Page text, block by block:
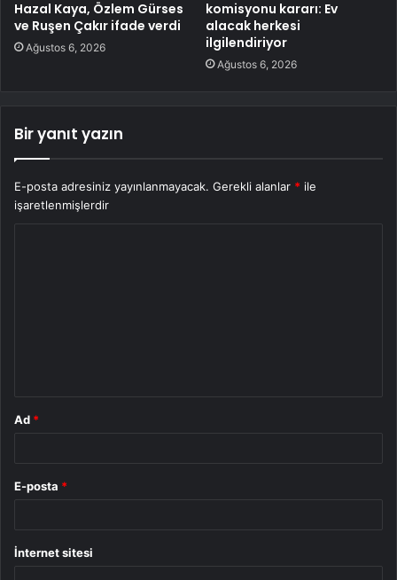
Hazal Kaya, Özlem Gürses
ve Ruşen Çakır ifade verdi
Ağustos 6, 2026
komisyonu kararı: Ev
alacak herkesi
ilgilendiriyor
Ağustos 6, 2026
Bir yanıt yazın
E-posta adresiniz yayınlanmayacak. Gerekli alanlar * ile
işaretlenmişlerdir
Ad *
E-posta *
İnternet sitesi